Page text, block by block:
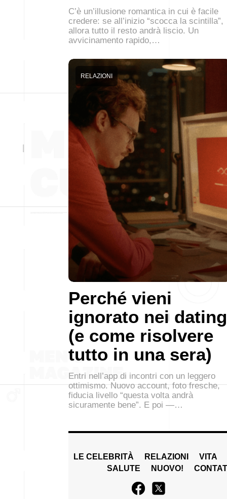
C’è un’illusione romantica in cui è facile
credere: se all’inizio “scocca la scintilla”,
allora tutto il resto andrà liscio. Un
avvicinamento rapido,…
Perché vieni
ignorato nei dating
(e come risolvere
tutto in una sera)
RELAZIONI
Entri nell’app di incontri con un leggero
ottimismo. Nuovo account, foto fresche,
fiducia livello “questa volta andrà
sicuramente bene”. E poi —…
LE CELEBRITÀ RELAZIONI
VITA
SALUTE
NUOVO!